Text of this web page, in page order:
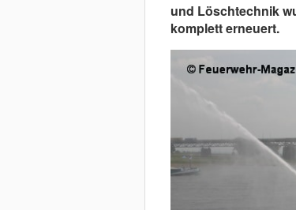
und Löschtechnik
komplett erneuert.